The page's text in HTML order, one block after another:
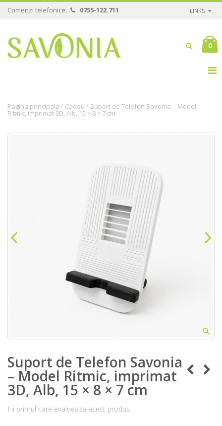
Comenzi telefonice: 0755-122.711 LINKS
0
Pagina principala / Cadou / Suport de Telefon Savonia – Model
Ritmic, imprimat 3D, Alb, 15 × 8 × 7 cm
Suport de Telefon Savonia
– Model Ritmic, imprimat
3D, Alb, 15 × 8 × 7 cm
Fii primul care evalueaza acest produs.